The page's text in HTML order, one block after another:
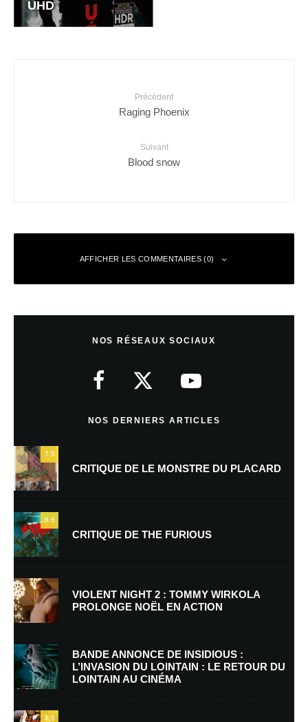
UHD
Précédent
Raging Phoenix
Suivant
Blood snow
AFFICHER LES COMMENTAIRES (0)
Nom*
E-mail *
Enregistrer mon nom, mon e-mail et mon site dans le navigateur pour
mon prochain commentaire.
NOS RÉSEAUX SOCIAUX
NOS DERNIERS ARTICLES
7.5
CRITIQUE DE LE MONSTRE DU PLACARD
9.5
CRITIQUE DE THE FURIOUS
VIOLENT NIGHT 2 : TOMMY WIRKOLA
PROLONGE NOËL EN ACTION
BANDE ANNONCE DE INSIDIOUS :
L’INVASION DU LOINTAIN : LE RETOUR DU
LOINTAIN AU CINÉMA
7.5